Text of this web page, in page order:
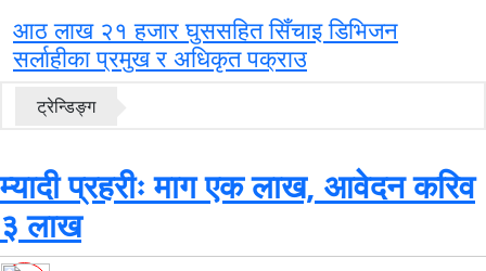
आठ लाख २१ हजार घुससहित सिँचाइ डिभिजन
सर्लाहीका प्रमुख र अधिकृत पक्राउ
ट्रेन्डिङ्ग
म्यादी प्रहरीः माग एक लाख, आवेदन करिव
३ लाख